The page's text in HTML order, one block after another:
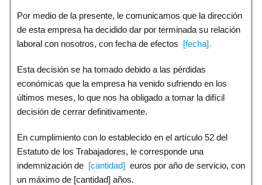
Por medio de la presente, le comunicamos que la dirección
de esta empresa ha decidido dar por terminada su relación
laboral con nosotros, con fecha de efectos [fecha].
Esta decisión se ha tomado debido a las pérdidas
económicas que la empresa ha venido sufriendo en los
últimos meses, lo que nos ha obligado a tomar la difícil
decisión de cerrar definitivamente.
En cumplimiento con lo establecido en el artículo 52 del
Estatuto de los Trabajadores, le corresponde una
indemnización de [cantidad] euros por año de servicio, con
un máximo de [cantidad] años.